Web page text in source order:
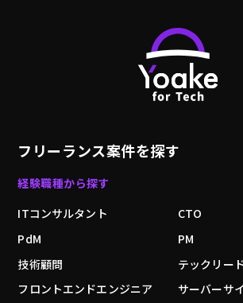
フリーランス案件を探す
経験職種から探す
ITコンサルタント
CTO
PdM
PM
技術顧問
テックリー
フロントエンドエンジニア
サーバーサ